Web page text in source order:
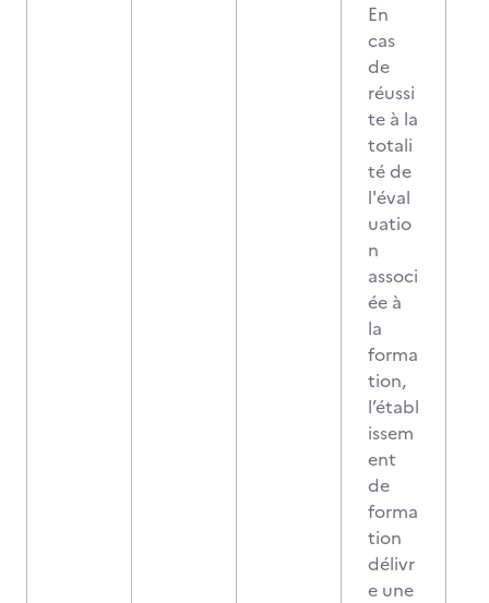
En
cas
de
réussi
te à la
totali
té de
l'éval
uatio
n
associ
ée à
la
forma
tion,
l’établ
issem
ent
de
forma
tion
délivr
e une